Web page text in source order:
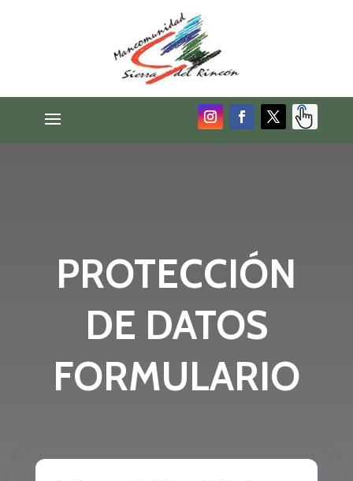
PROTECCIÓN
DE DATOS
FORMULARIO